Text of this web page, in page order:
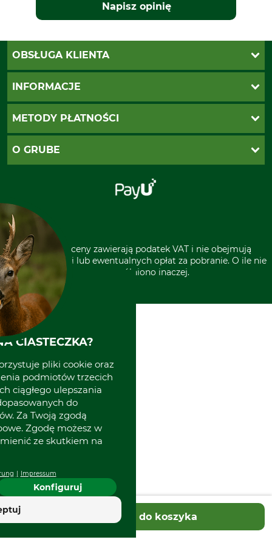
Dodaj do koszyka
Napisz opinię
OBSŁUGA KLIENTA
Katalogi Grube
Ustawienia plików cookie
INFORMACJE
Koszty dostawy
Odstąpienie od zamówienia
METODY PŁATNOŚCI
PayU
O GRUBE
Grube w Europie
* Wszystkie ceny zawierają podatek VAT i nie obejmują
kosztów wysyłki lub ewentualnych opłat za pobranie. O ile nie
wyszczególniono inaczej.
CIASTECZKA?
pliki cookie oraz
podmiotów trzecich
ciągłego ulepszania
do
Za Twoją zgodą
Zgodę możesz w
ze skutkiem na
Impressum
Konfiguruj